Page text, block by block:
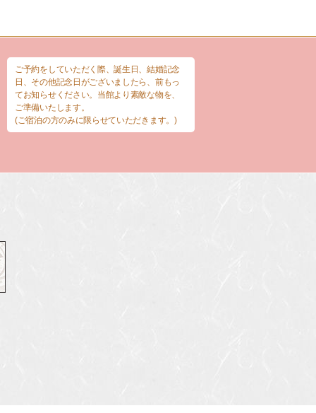
ご予約をしていただく際、誕生日、結婚記念
日、その他記念日がございましたら、前もっ
てお知らせください。当館より素敵な物を、
ご準備いたします。
(ご宿泊の方のみに限らせていただきます。)